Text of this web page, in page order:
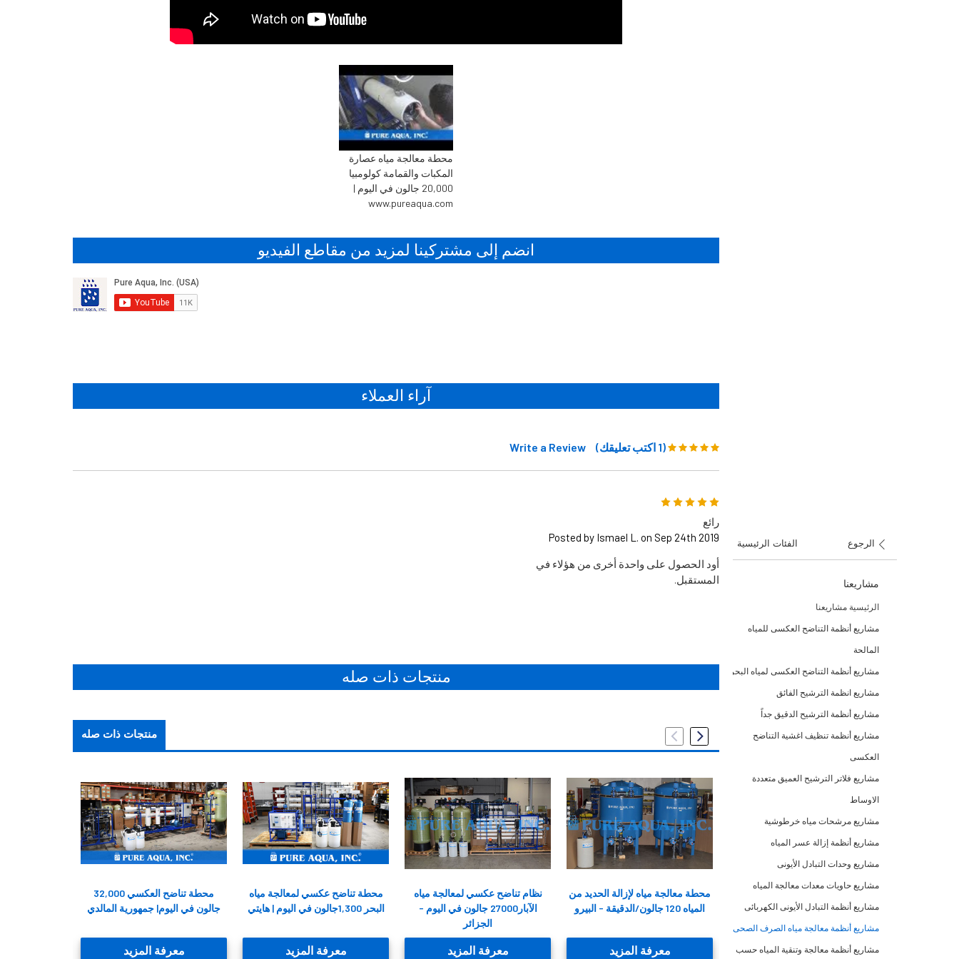
الفئات الرئيسية
مشاريعنا
الرئيسية مشاريعنا
مشاريع أنظمة التناضح العكسى للمياه
المالحة
مشاريع أنظمة التناضح العكسى لمياه البحر
مشاريع انظمة الترشيح الفائق
مشاريع أنظمة الترشيح الدقيق جداً
مشاريع أنظمة تنظيف اغشية التناضح
العكسى
مشاريع فلاتر الترشيح العميق متعددة
الاوساط
مشاريع مرشحات مياه خرطوشية
مشاريع أنظمة إزالة عسر المياه
مشاريع وحدات التبادل الأيونى
مشاريع حاويات معدات معالجة المياه
مشاريع أنظمة التبادل الأيونى الكهربائى
مشاريع أنظمة معالجة مياه الصرف الصحى
مشاريع أنظمة معالجة وتنقية المياه حسب
محطة معالجة مياه عصارة
المكبات والقمامة كولومبيا
20,000 جالون في اليوم |
www.pureaqua.com
انضم إلى مشتركينا لمزيد من مقاطع الفيديو
آراء العملاء
(1 اكتب تعليقك) Write a Review
5
رائع
Posted by Ismael L. on Sep 24th 2019
أود الحصول على واحدة أخرى من هؤلاء في
المستقبل.
منتجات ذات صله
منتجات ذات صله
محطة تناضح العكسي 32,000
جالون في اليوم| جمهورية المالدي
معرفة المزيد
محطة تناضح عكسي لمعالجة مياه
البحر 1,300جالون في اليوم | هايتي
معرفة المزيد
نظام تناضح عكسي لمعالجة مياه
الآبار27000 جالون في اليوم -
الجزائر
معرفة المزيد
محطة معالجة مياه لإزالة الحديد من
المياه 120 جالون/الدقيقة - البيرو
معرفة المزيد
محطات تحلية مياه البحر للأغراض
الصناعية في حاويات 100,000 جالون
في اليوم - فنزويلا
معرفة المزيد